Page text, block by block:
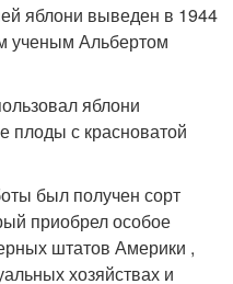
яблони выведен в 1944
ученым Альбертом
яблони
плоды с красноватой
был получен сорт
приобрел особое
штатов Америки ,
хозяйствах и